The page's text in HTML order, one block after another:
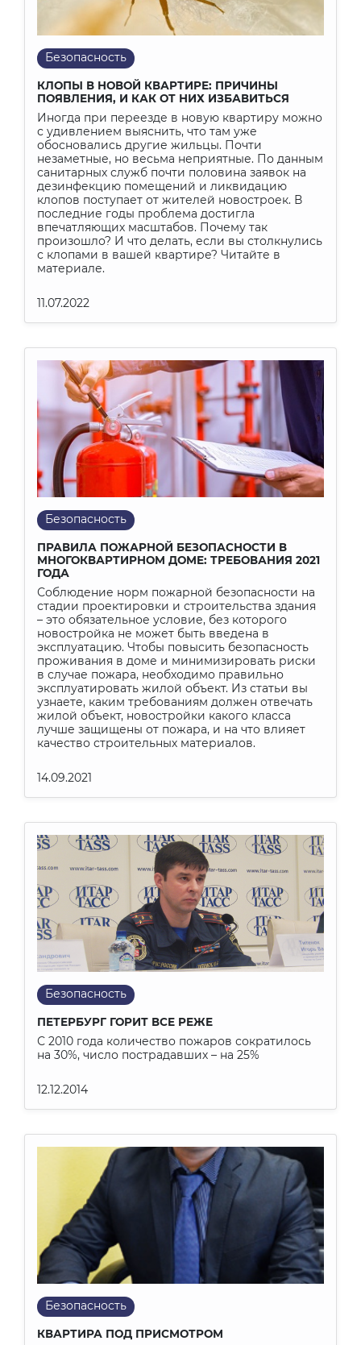
Безопасность
КЛОПЫ В НОВОЙ КВАРТИРЕ: ПРИЧИНЫ
ПОЯВЛЕНИЯ, И КАК ОТ НИХ ИЗБАВИТЬСЯ
Иногда при переезде в новую квартиру можно
с удивлением выяснить, что там уже
обосновались другие жильцы. Почти
незаметные, но весьма неприятные. По данным
санитарных служб почти половина заявок на
дезинфекцию помещений и ликвидацию
клопов поступает от жителей новостроек. В
последние годы проблема достигла
впечатляющих масштабов. Почему так
произошло? И что делать, если вы столкнулись
с клопами в вашей квартире? Читайте в
материале.
11.07.2022
Безопасность
ПРАВИЛА ПОЖАРНОЙ БЕЗОПАСНОСТИ В
МНОГОКВАРТИРНОМ ДОМЕ: ТРЕБОВАНИЯ 2021
ГОДА
Соблюдение норм пожарной безопасности на
стадии проектировки и строительства здания
– это обязательное условие, без которого
новостройка не может быть введена в
эксплуатацию. Чтобы повысить безопасность
проживания в доме и минимизировать риски
в случае пожара, необходимо правильно
эксплуатировать жилой объект. Из статьи вы
узнаете, каким требованиям должен отвечать
жилой объект, новостройки какого класса
лучше защищены от пожара, и на что влияет
качество строительных материалов.
14.09.2021
Безопасность
ПЕТЕРБУРГ ГОРИТ ВСЕ РЕЖЕ
С 2010 года количество пожаров сократилось
на 30%, число пострадавших – на 25%
12.12.2014
Безопасность
КВАРТИРА ПОД ПРИСМОТРОМ